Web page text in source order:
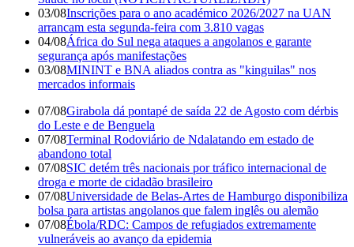
03/08Inscrições para o ano académico 2026/2027 na UAN
arrancam esta segunda-feira com 3.810 vagas
04/08África do Sul nega ataques a angolanos e garante
segurança após manifestações
03/08MININT e BNA aliados contra as "kinguilas" nos
mercados informais
07/08Girabola dá pontapé de saída 22 de Agosto com dérbis
do Leste e de Benguela
07/08Terminal Rodoviário de Ndalatando em estado de
abandono total
07/08SIC detém três nacionais por tráfico internacional de
droga e morte de cidadão brasileiro
07/08Universidade de Belas-Artes de Hamburgo disponibiliza
bolsa para artistas angolanos que falem inglês ou alemão
07/08Ébola/RDC: Campos de refugiados extremamente
vulneráveis ao avanço da epidemia